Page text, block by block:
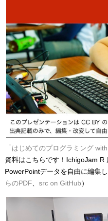
「はじめてのプログラミング
資料はこちらです！IchigoJam
PowerPointデータを自由に編集
らのPDF
src on GitHub）